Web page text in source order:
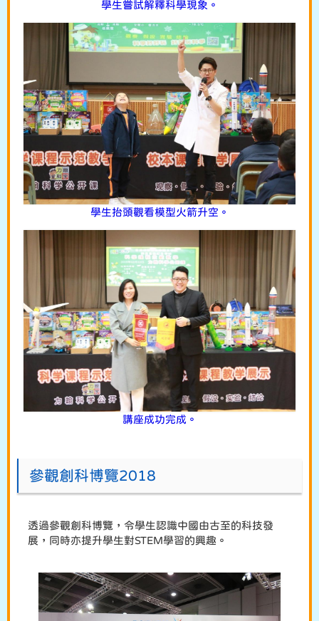
學生嘗試解釋科學現象。
學生抬頭觀看模型火箭升空。
講座成功完成。
參觀創科博覽2018
透過參觀創科博覽，令學生認識中國由古至的科技發
展，同時亦提升學生對STEM學習的興趣。